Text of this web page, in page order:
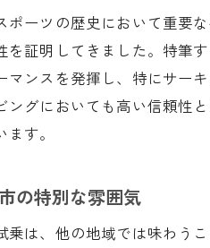
試乗
車好きの
マツ
新し
マツ
ポーツの歴史において重要
を証明してきました。特筆
マンスを発揮し、特にサー
ングにおいても高い信頼性
す。
の特別な雰囲気
乗は、他の地域では味わう